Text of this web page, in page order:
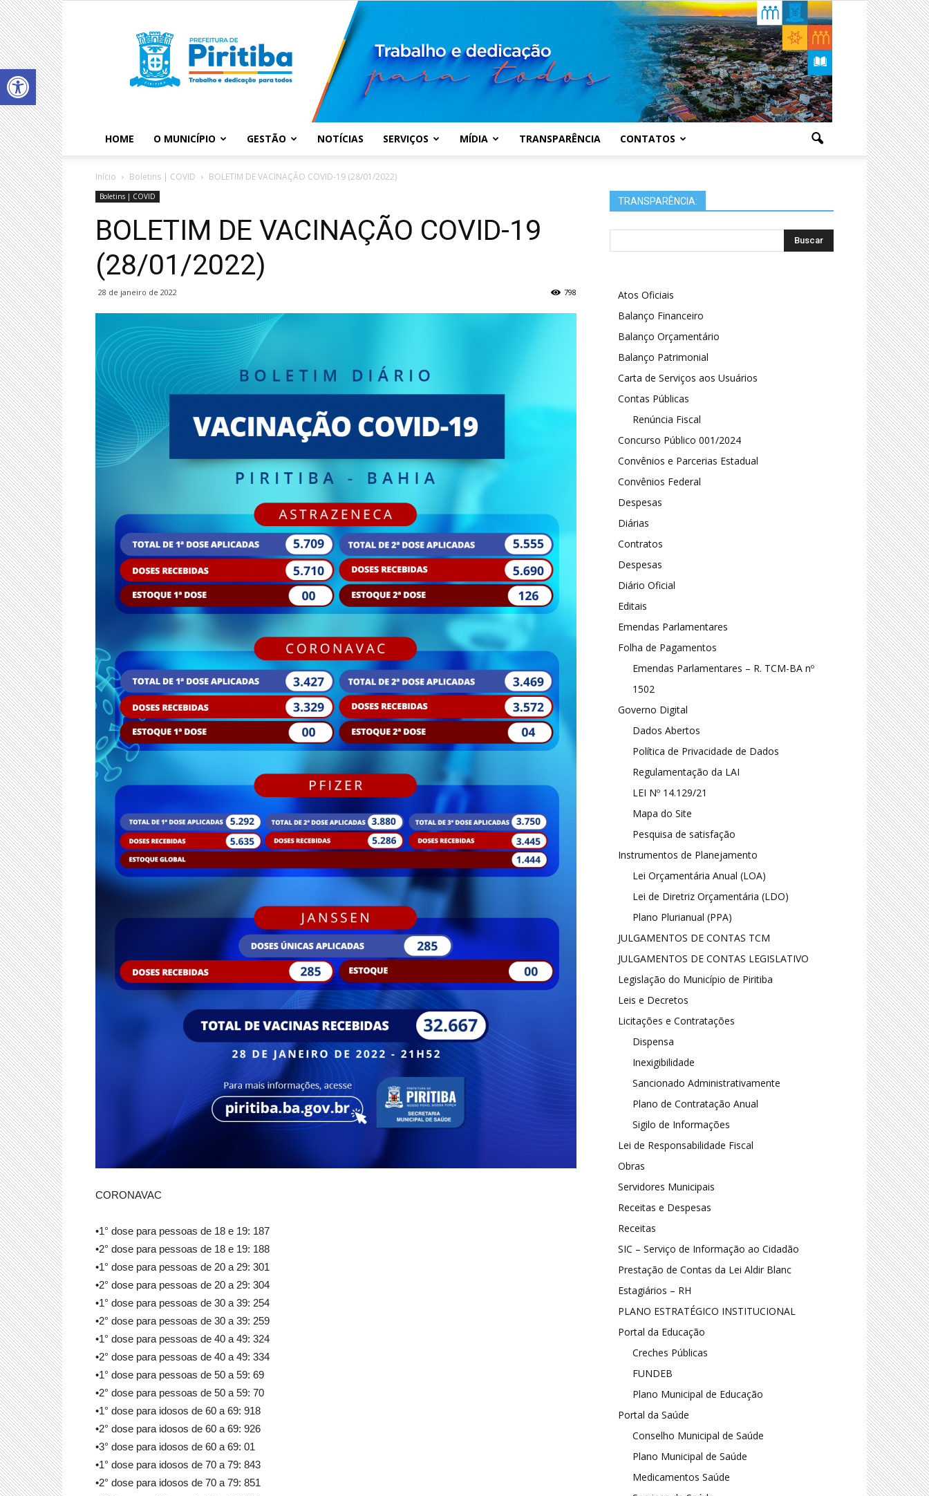
Abrir a barra de ferramentas
Piritiba
HOME O MUNICÍPIO GESTÃO NOTÍCIAS SERVIÇOS MÍDIA TRANSPARÊNCIA CONTATOS
Início Boletins | COVID BOLETIM DE VACINAÇÃO COVID-19 (28/01/2022)
Boletins | COVID
BOLETIM DE VACINAÇÃO COVID-19
(28/01/2022)
28 de janeiro de 2022 798
CORONAVAC
•1° dose para pessoas de 18 e 19: 187
•2° dose para pessoas de 18 e 19: 188
•1° dose para pessoas de 20 a 29: 301
•2° dose para pessoas de 20 a 29: 304
•1° dose para pessoas de 30 a 39: 254
•2° dose para pessoas de 30 a 39: 259
•1° dose para pessoas de 40 a 49: 324
•2° dose para pessoas de 40 a 49: 334
•1° dose para pessoas de 50 a 59: 69
•2° dose para pessoas de 50 a 59: 70
•1° dose para idosos de 60 a 69: 918
•2° dose para idosos de 60 a 69: 926
•3° dose para idosos de 60 a 69: 01
•1° dose para idosos de 70 a 79: 843
•2° dose para idosos de 70 a 79: 851
TRANSPARÊNCIA:
Atos Oficiais
Balanço Financeiro
Balanço Orçamentário
Balanço Patrimonial
Carta de Serviços aos Usuários
Contas Públicas
Renúncia Fiscal
Concurso Público 001/2024
Convênios e Parcerias Estadual
Convênios Federal
Despesas
Diárias
Contratos
Despesas
Diário Oficial
Editais
Emendas Parlamentares
Folha de Pagamentos
Emendas Parlamentares – R. TCM-BA nº
1502
Governo Digital
Dados Abertos
Política de Privacidade de Dados
Regulamentação da LAI
LEI Nº 14.129/21
Mapa do Site
Pesquisa de satisfação
Instrumentos de Planejamento
Lei Orçamentária Anual (LOA)
Lei de Diretriz Orçamentária (LDO)
Plano Plurianual (PPA)
JULGAMENTOS DE CONTAS TCM
JULGAMENTOS DE CONTAS LEGISLATIVO
Legislação do Município de Piritiba
Leis e Decretos
Licitações e Contratações
Dispensa
Inexigibilidade
Sancionado Administrativamente
Plano de Contratação Anual
Sigilo de Informações
Lei de Responsabilidade Fiscal
Obras
Servidores Municipais
Receitas e Despesas
Receitas
SIC – Serviço de Informação ao Cidadão
Prestação de Contas da Lei Aldir Blanc
Estagiários – RH
PLANO ESTRATÉGICO INSTITUCIONAL
Portal da Educação
Creches Públicas
FUNDEB
Plano Municipal de Educação
Portal da Saúde
Conselho Municipal de Saúde
Plano Municipal de Saúde
Medicamentos Saúde